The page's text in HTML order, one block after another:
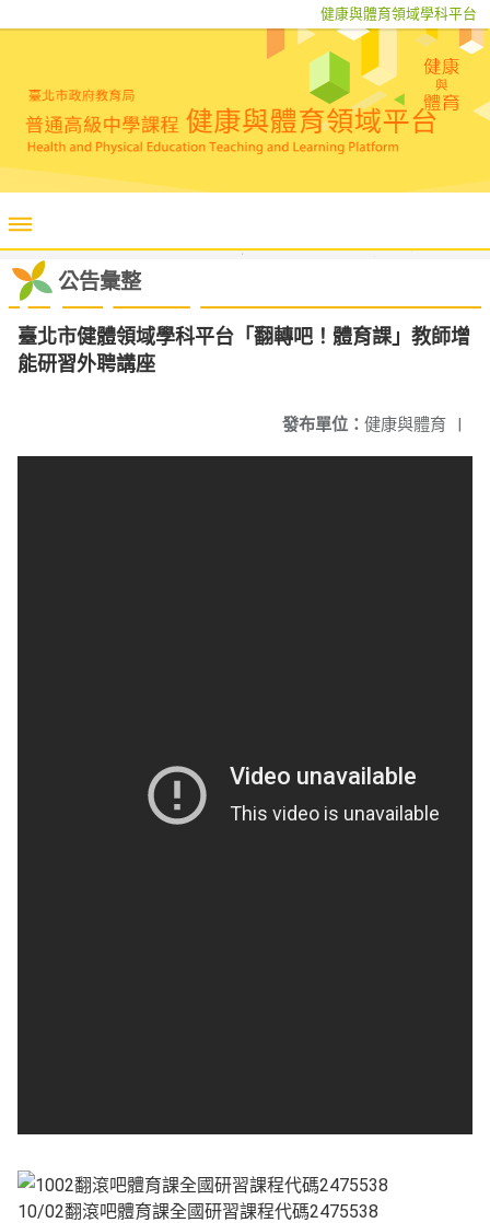
健康與體育領域學科平台
公告彙整
臺北市健體領域學科平台「翻轉吧！體育課」教師增
能研習外聘講座
發布單位： 健康與體育 |
10/02翻滾吧體育課全國研習課程代碼2475538